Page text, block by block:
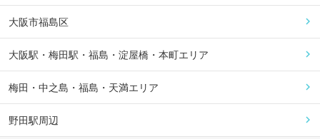
大阪市福島区
大阪駅・梅田駅・福島・淀屋橋・本町エリア
梅田・中之島・福島・天満エリア
野田駅周辺